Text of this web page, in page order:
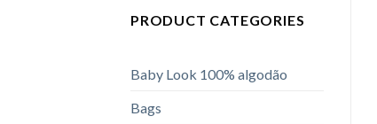
PRODUCT CATEGORIES
Baby Look 100% algodão
Bags